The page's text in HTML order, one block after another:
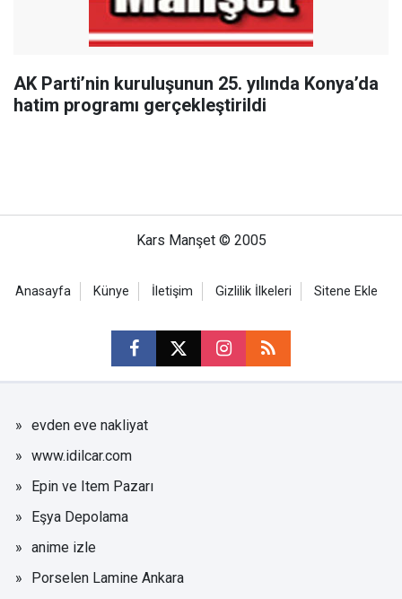
AK Parti’nin kuruluşunun 25. yılında Konya’da
hatim programı gerçekleştirildi
Kars Manşet © 2005
Anasayfa Künye İletişim Gizlilik İlkeleri Sitene Ekle
evden eve nakliyat
www.idilcar.com
Epin ve Item Pazarı
Eşya Depolama
anime izle
Porselen Lamine Ankara